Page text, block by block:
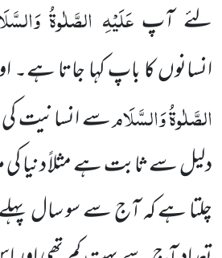
لئے آپعَلَیْہِ الصَّلٰوۃُ
انسانوں کا باپ کہا جاتا
الصَّلٰوۃُ وَالسَّلَامسے انسانیت کی
دلیل سے ثابت ہے مثلاً دنیا
چلتا ہے کہ آج سے سو سال پہلے